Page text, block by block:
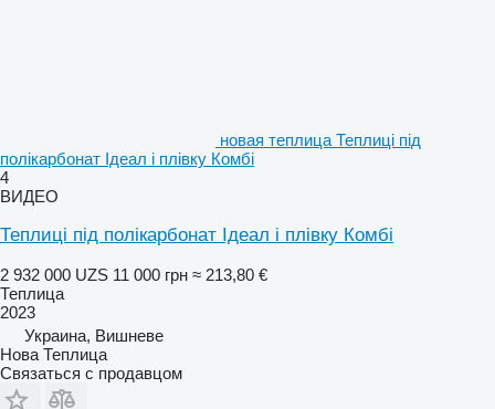
новая теплица Теплиці під
полікарбонат Ідеал і плівку Комбі
4
ВИДЕО
Теплиці під полікарбонат Ідеал і плівку Комбі
2 932 000 UZS 11 000 грн ≈ 213,80 €
Теплица
2023
Украина, Вишневе
Нова Теплица
Связаться с продавцом